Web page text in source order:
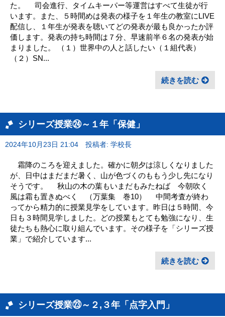
た。 司会進行、タイムキーパー等運営はすべて生徒が行
います。また、５時間めは発表の様子を１年生の教室にLIVE
配信し、１年生が発表を聴いてどの発表が最も良かったか評
価します。発表の持ち時間は７分、早速前半６名の発表が始
まりました。 （１）世界中の人と話したい（１組代表）
（２）SN...
続きを読む
シリーズ授業㉔～１年「保健」
2024年10月23日 21:04 投稿者: 学校長
霜降のころを迎えました。確かに朝夕は涼しくなりました
が、日中はまだまだ暑く、山が色づくのももう少し先になり
そうです。 秋山の木の葉もいまだもみたねば 今朝吹く
風は霜も置きぬべく （万葉集 巻10） 中間考査が終わ
ってから精力的に授業見学をしています。昨日は５時間、今
日も３時間見学しました。どの授業もとても勉強になり、生
徒たちも熱心に取り組んでいます。その様子を「シリーズ授
業」で紹介しています...
続きを読む
シリーズ授業㉓～２,３年「点字入門」